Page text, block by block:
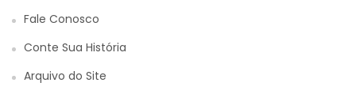
Fale Conosco
Conte Sua História
Arquivo do Site